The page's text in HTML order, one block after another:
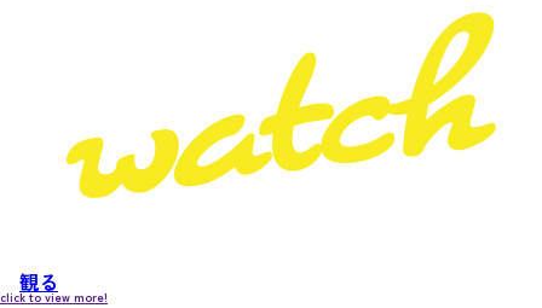
観る
click to view more!